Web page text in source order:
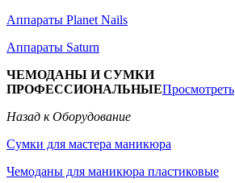
Аппараты Planet Nails
Аппараты Saturn
ЧЕМОДАНЫ И СУМКИ
ПРОФЕССИОНАЛЬНЫЕПросмотреть
Назад к Оборудование
Сумки для мастера маникюра
Чемоданы для маникюра пластиковые